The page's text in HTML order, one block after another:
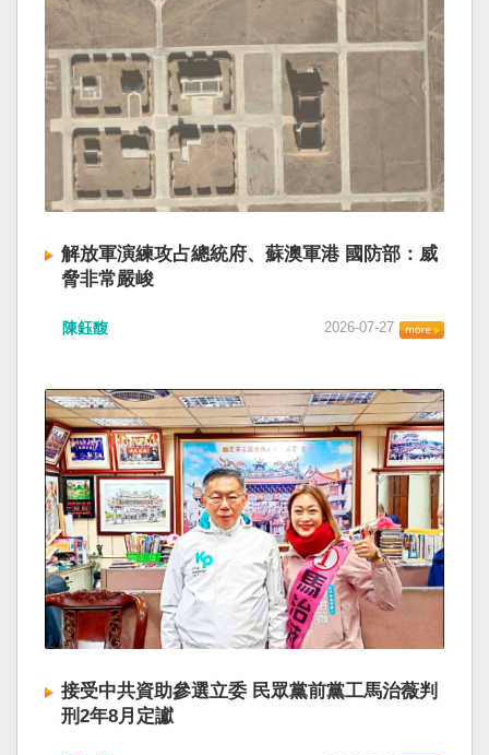
解放軍演練攻占總統府、蘇澳軍港 國防部：威
脅非常嚴峻
陳鈺馥 2026-07-27
接受中共資助參選立委 民眾黨前黨工馬治薇判
刑2年8月定讞